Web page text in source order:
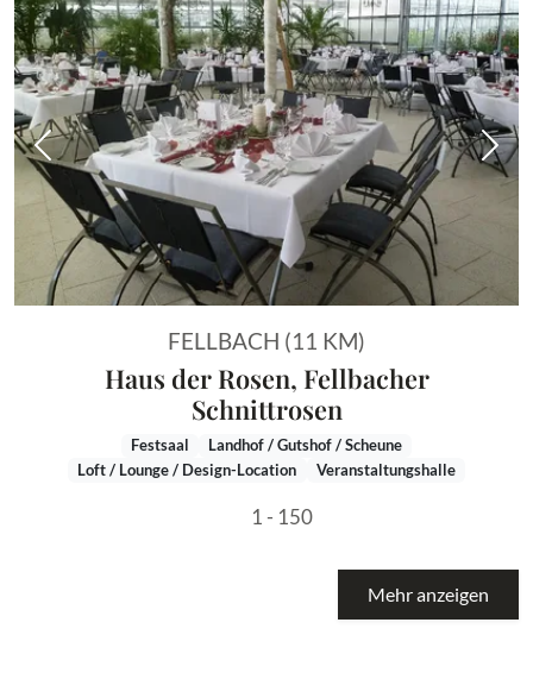
Vorheriges Bild
FELLBACH (11 KM)
Haus der Rosen, Fellbacher
Schnittrosen
Festsaal
Landhof / Gutshof / Scheune
Loft / Lounge / Design-Location
Veranstaltungshalle
1 - 150
Mehr anzeigen